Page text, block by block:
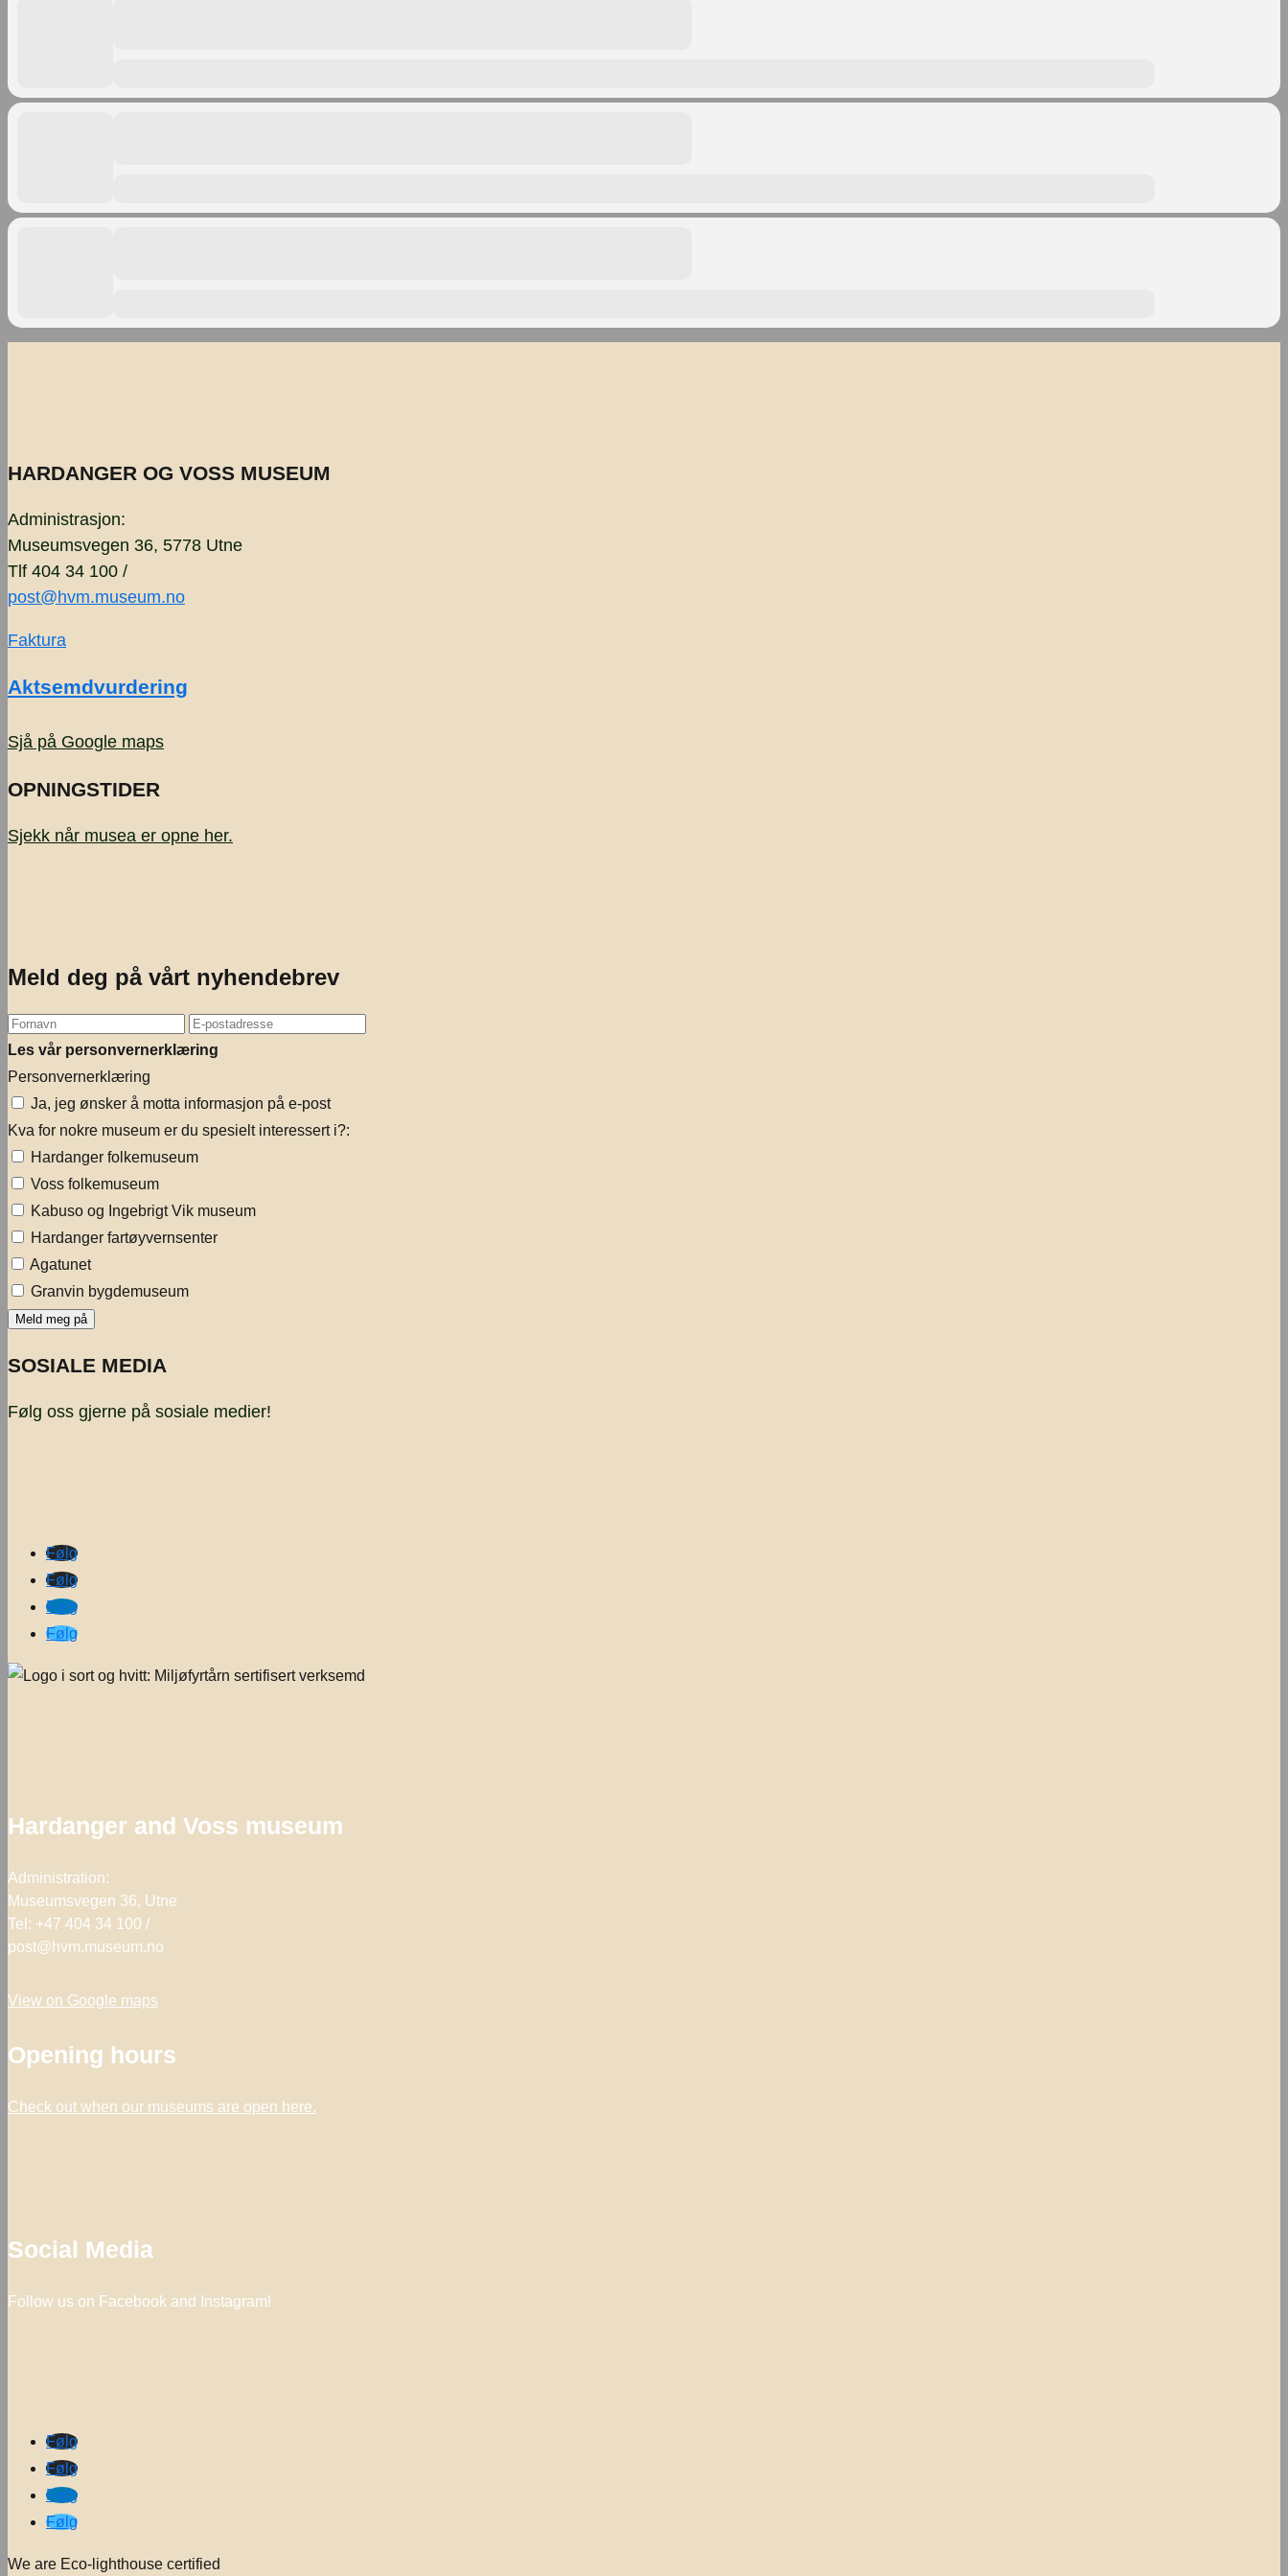
HARDANGER OG VOSS MUSEUM
Administrasjon:
Museumsvegen 36, 5778 Utne
Tlf 404 34 100 /
post@hvm.museum.no
Faktura
Aktsemdvurdering
Sjå på Google maps
OPNINGSTIDER
Sjekk når musea er opne her.
Meld deg på vårt nyhendebrev
Les vår personvernerklæring
Personvernerklæring
Ja, jeg ønsker å motta informasjon på e-post
Kva for nokre museum er du spesielt interessert i?:
Hardanger folkemuseum
Voss folkemuseum
Kabuso og Ingebrigt Vik museum
Hardanger fartøyvernsenter
Agatunet
Granvin bygdemuseum
SOSIALE MEDIA
Følg oss gjerne på sosiale medier!
Følg
Følg
Følg
Følg
Hardanger and Voss museum
Administration:
Museumsvegen 36, Utne
Tel: +47 404 34 100 /
post@hvm.museum.no
View on Google maps
Opening hours
Check out when our museums are open here.
Social Media
Follow us on Facebook and Instagram!
Følg
Følg
Følg
Følg
We are Eco-lighthouse certified